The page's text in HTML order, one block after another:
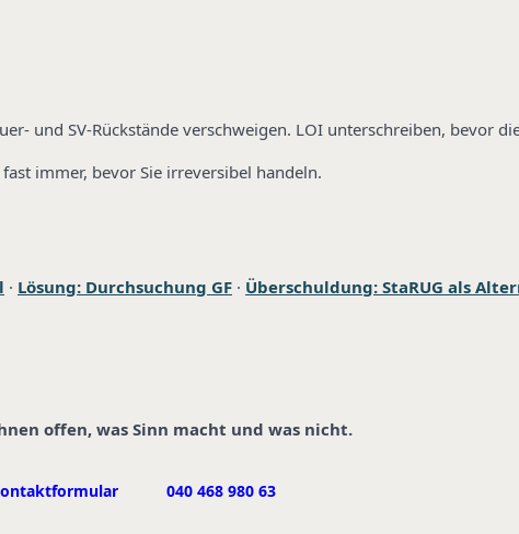
und SV-Rückstände verschweigen. LOI unterschreiben, bevor
immer, bevor Sie irreversibel handeln.
· Lösung: Durchsuchung GF · Überschuldung: StaRUG als
offen, was Sinn macht und was nicht.
040 468 980 63